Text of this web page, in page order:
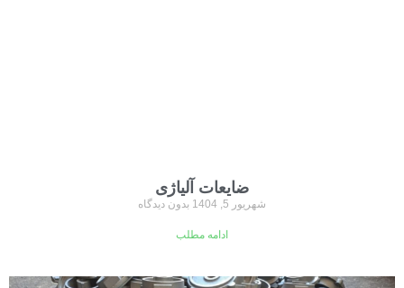
ضایعات آلیاژی
شهریور 5, 1404 بدون دیدگاه
ادامه مطلب